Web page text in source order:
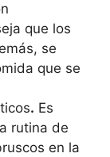
que los
se
que se
. Es
rutina de
en la